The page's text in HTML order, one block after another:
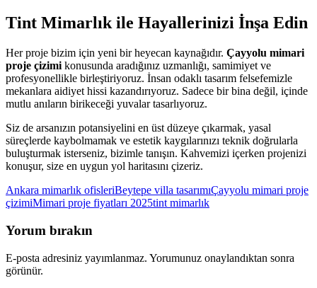
Tint Mimarlık ile Hayallerinizi İnşa Edin
Her proje bizim için yeni bir heyecan kaynağıdır. Çayyolu mimari
proje çizimi konusunda aradığınız uzmanlığı, samimiyet ve
profesyonellikle birleştiriyoruz. İnsan odaklı tasarım felsefemizle
mekanlara aidiyet hissi kazandırıyoruz. Sadece bir bina değil, içinde
mutlu anıların birikeceği yuvalar tasarlıyoruz.
Siz de arsanızın potansiyelini en üst düzeye çıkarmak, yasal
süreçlerde kaybolmamak ve estetik kaygılarınızı teknik doğrularla
buluşturmak isterseniz, bizimle tanışın. Kahvemizi içerken projenizi
konuşur, size en uygun yol haritasını çizeriz.
Ankara mimarlık ofisleriBeytepe villa tasarımıÇayyolu mimari proje
çizimiMimari proje fiyatları 2025tint mimarlık
Yorum bırakın
E-posta adresiniz yayımlanmaz. Yorumunuz onaylandıktan sonra
görünür.